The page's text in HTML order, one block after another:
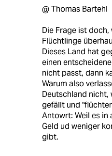
@ Thomas Bartehl
Die Frage ist
Flüchtlinge
Dieses Land hat
einen
nicht passt, dann
Warum also
Deutschland nicht,
gefällt und
Antowrt: Weil es in
Geld ud weniger
gibt.